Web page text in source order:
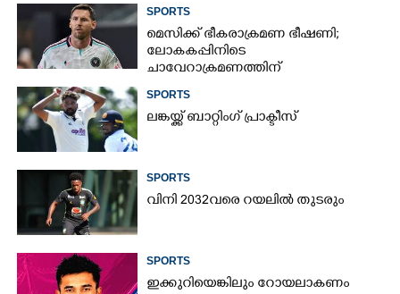
SPORTS
മെസിക്ക് ഭീകരാക്രമണ ഭീഷണി;
ലോകകപ്പിനിടെ
ചാവേറാക്രമണത്തിന്
SPORTS
ലങ്കയ്ക്ക് ബാറ്റിംഗ് പ്രാക്ടീസ്
SPORTS
വിനി 2032വരെ റയലിൽ തുടരും
SPORTS
ഇക്കുറിയെങ്കിലും റോയലാകണം